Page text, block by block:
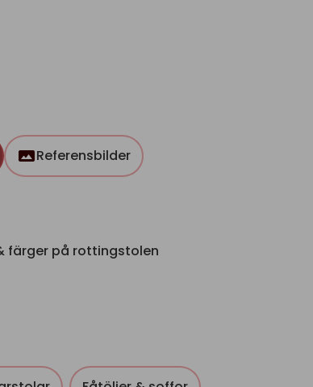
Referensbilder
färger på rottingstolen